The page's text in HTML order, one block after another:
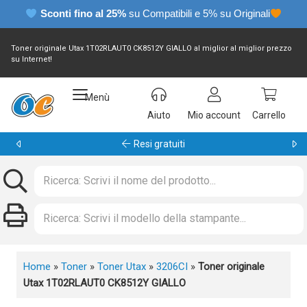
Sconti fino al 25% su Compatibili e 5% su Originali
Toner originale Utax 1T02RLAUT0 CK8512Y GIALLO al miglior al miglior prezzo
su Internet!
Menù
Aiuto
Mio account Carrello
Garanzia 24 mesi
Home » Toner » Toner Utax » 3206CI » Toner originale
Utax 1T02RLAUT0 CK8512Y GIALLO